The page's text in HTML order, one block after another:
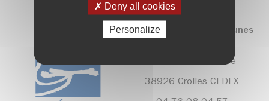
Deny all cookies
Personalize
Communauté de communes
390, rue Henri Fabre
38926 Crolles CEDEX